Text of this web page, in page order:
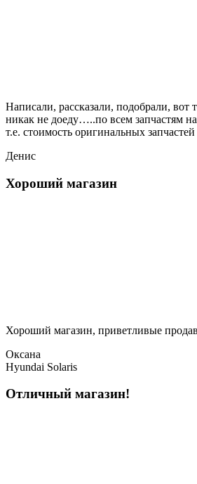
Написали, рассказали, подобрали, вот
никак не доеду…..по всем запчастям
т.е. стоимость оригинальных
Денис
Хороший магазин
Хороший магазин, приветливые
Оксана
Hyundai Solaris
Отличный магазин!